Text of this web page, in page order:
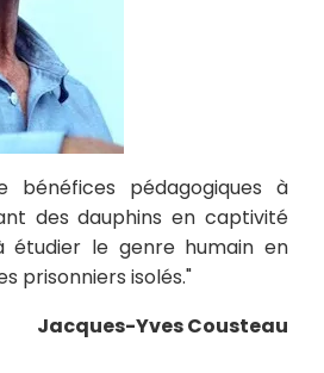
pédagogiques à
des dauphins en captivité
étudier le genre humain en
prisonniers isolés."
Jacques-Yves Cousteau